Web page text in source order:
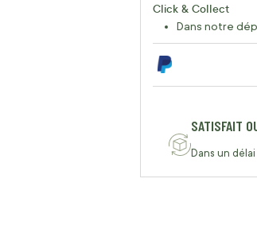
Click & Collect
Dans notre
SATISFAIT
Dans un